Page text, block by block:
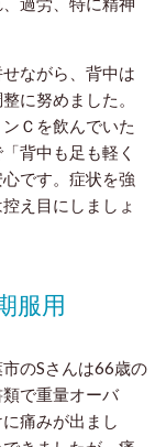
ながら、背中は
に努めました。
Ｃを飲んでいた
背中も足も軽く
です。症状を強
え目にしましょ
服用
のSさんは66歳の
で重量オーバ
痛みが出まし